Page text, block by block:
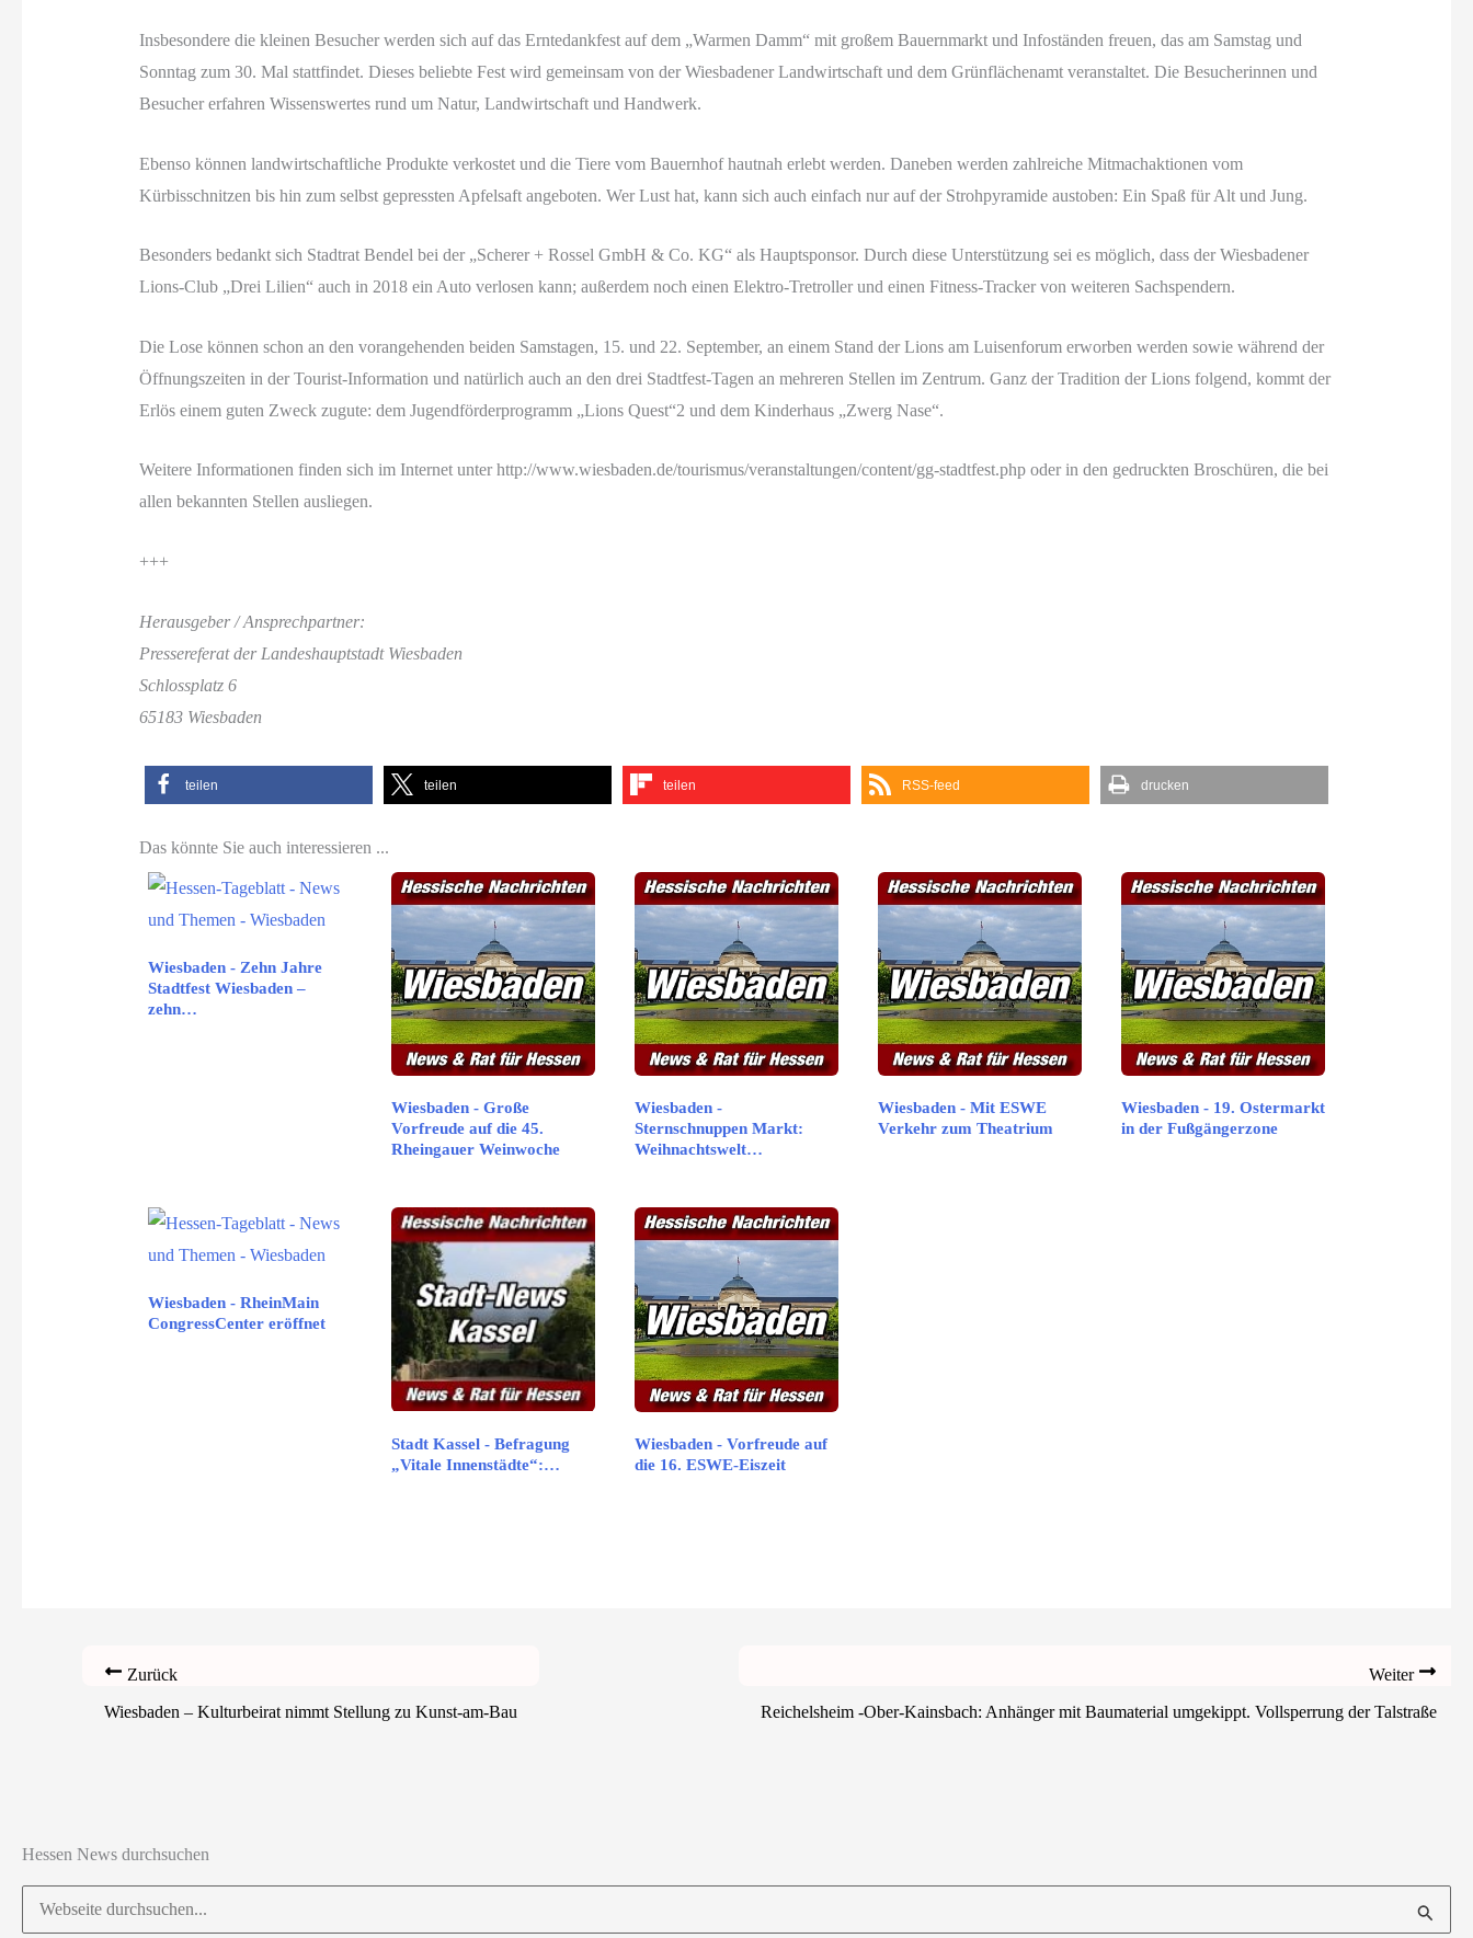
Insbesondere die kleinen Besucher werden sich auf das Erntedankfest auf dem „Warmen Damm“ mit großem Bauernmarkt und Infoständen freuen, das am Samstag und
Sonntag zum 30. Mal stattfindet. Dieses beliebte Fest wird gemeinsam von der Wiesbadener Landwirtschaft und dem Grünflächenamt veranstaltet. Die Besucherinnen und
Besucher erfahren Wissenswertes rund um Natur, Landwirtschaft und Handwerk.
Ebenso können landwirtschaftliche Produkte verkostet und die Tiere vom Bauernhof hautnah erlebt werden. Daneben werden zahlreiche Mitmachaktionen vom
Kürbisschnitzen bis hin zum selbst gepressten Apfelsaft angeboten. Wer Lust hat, kann sich auch einfach nur auf der Strohpyramide austoben: Ein Spaß für Alt und Jung.
Besonders bedankt sich Stadtrat Bendel bei der „Scherer + Rossel GmbH & Co. KG“ als Hauptsponsor. Durch diese Unterstützung sei es möglich, dass der Wiesbadener
Lions-Club „Drei Lilien“ auch in 2018 ein Auto verlosen kann; außerdem noch einen Elektro-Tretroller und einen Fitness-Tracker von weiteren Sachspendern.
Die Lose können schon an den vorangehenden beiden Samstagen, 15. und 22. September, an einem Stand der Lions am Luisenforum erworben werden sowie während der
Öffnungszeiten in der Tourist-Information und natürlich auch an den drei Stadtfest-Tagen an mehreren Stellen im Zentrum. Ganz der Tradition der Lions folgend, kommt der
Erlös einem guten Zweck zugute: dem Jugendförderprogramm „Lions Quest“2 und dem Kinderhaus „Zwerg Nase“.
Weitere Informationen finden sich im Internet unter http://www.wiesbaden.de/tourismus/veranstaltungen/content/gg-stadtfest.php oder in den gedruckten Broschüren, die bei
allen bekannten Stellen ausliegen.
+++
Herausgeber / Ansprechpartner:
Pressereferat der Landeshauptstadt Wiesbaden
Schlossplatz 6
65183 Wiesbaden
teilen teilen teilen RSS-feed drucken
Das könnte Sie auch interessieren ...
Wiesbaden - Zehn Jahre
Stadtfest Wiesbaden –
zehn…
Wiesbaden - Große
Vorfreude auf die 45.
Rheingauer Weinwoche
Wiesbaden -
Sternschnuppen Markt:
Weihnachtswelt…
Wiesbaden - Mit ESWE
Verkehr zum Theatrium
Wiesbaden - 19. Ostermarkt
in der Fußgängerzone
Wiesbaden - RheinMain
CongressCenter eröffnet
Stadt Kassel - Befragung
„Vitale Innenstädte“:…
Wiesbaden - Vorfreude auf
die 16. ESWE-Eiszeit
Zurück
Wiesbaden – Kulturbeirat nimmt Stellung zu Kunst-am-Bau
Weiter
Reichelsheim -Ober-Kainsbach: Anhänger mit Baumaterial umgekippt. Vollsperrung der Talstraße
Hessen News durchsuchen
Suchen
nach: